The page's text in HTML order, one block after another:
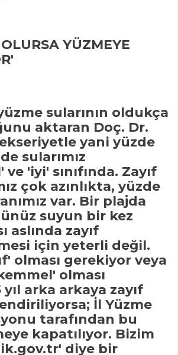
YÜZMEYE
sularının oldukça
aktaran Doç. Dr.
yani yüzde
sularımız
'iyi' sınıfında. Zayıf
çok azınlıkta, yüzde
var. Bir plajda
suyun bir kez
aslında zayıf
için yeterli değil.
olması gerekiyor veya
olması
arka arkaya zayıf
İl Yüzme
tarafından bu
kapatılıyor. Bizim
diye bir